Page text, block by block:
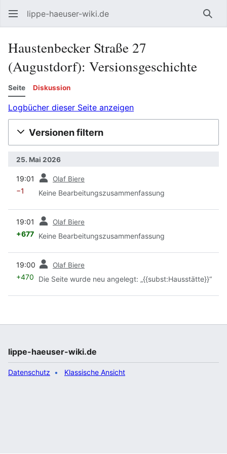
lippe-haeuser-wiki.de
Haustenbecker Straße 27
(Augustdorf): Versionsgeschichte
Seite Diskussion
Logbücher dieser Seite anzeigen
Versionen filtern
25. Mai 2026
19:01 Olaf Biere
−1 Keine Bearbeitungszusammenfassung
19:01 Olaf Biere
+677 Keine Bearbeitungszusammenfassung
19:00 Olaf Biere
+470 Die Seite wurde neu angelegt: „{{subst:Hausstätte}}“
lippe-haeuser-wiki.de
Datenschutz Klassische Ansicht